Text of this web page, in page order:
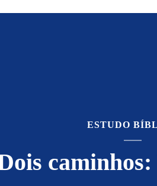
ESTUDO
caminhos: